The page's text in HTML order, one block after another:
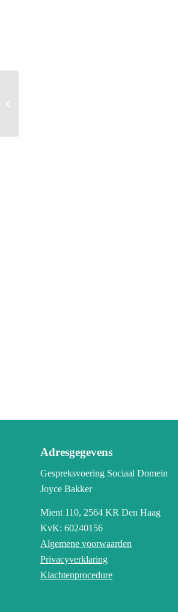
Adresgegevens
Gespreksvoering Sociaal Domein
Joyce Bakker
Mient 110, 2564 KR Den Haag
KvK: 60240156
Algemene voorwaarden
Privacyverklaring
Klachtenprocedure